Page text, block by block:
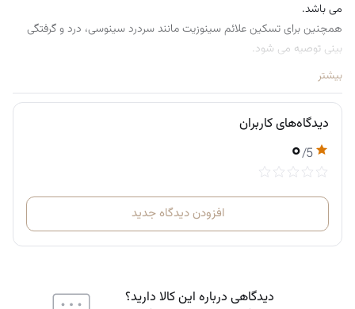
می باشد.
همچنین برای تسکین علائم سینوزیت مانند سردرد سینوسی، درد و گرفتگی
بینی توصیه می شود.
بیشتر
دیدگاه‌های کاربران
۰/5
افزودن دیدگاه جدید
دیدگاهی درباره این کالا دارید؟